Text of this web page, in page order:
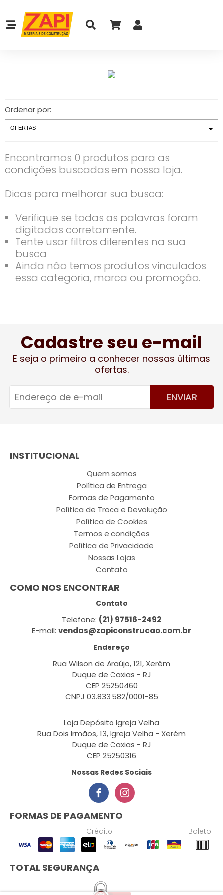
Ordenar por:
Encontramos 0 produtos para as
condições buscadas em nossa loja.
Dicas para melhorar sua busca:
Verifique se todas as palavras foram
digitadas corretamente.
Tente usar filtros diferentes na sua
busca
Ainda não temos produtos vinculados
essa categoria, marca ou promoção.
Cadastre seu e-mail
E seja o primeiro a conhecer nossas últimas
ofertas.
ENVIAR
INSTITUCIONAL
Quem somos
Política de Entrega
Formas de Pagamento
Política de Troca e Devolução
Política de Cookies
Termos e condições
Política de Privacidade
Nossas Lojas
Contato
COMO NOS ENCONTRAR
Contato
Telefone: (21) 97516-2492
E-mail: vendas@zapiconstrucao.com.br
Endereço
Rua Wilson de Araújo, 121, Xerém
Duque de Caxias - RJ
CEP 25250460
CNPJ 03.833.582/0001-85
Loja Depósito Igreja Velha
Rua Dois Irmãos, 13, Igreja Velha - Xerém
Duque de Caxias - RJ
CEP 25250316
Nossas Redes Sociais
FORMAS DE PAGAMENTO
Crédito Boleto
TOTAL SEGURANÇA